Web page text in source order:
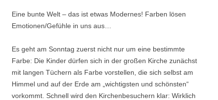
Eine bunte Welt – das ist etwas Modernes! Farben lösen
Emotionen/Gefühle in uns aus…
Es geht am Sonntag zuerst nicht nur um eine bestimmte
Farbe: Die Kinder dürfen sich in der großen Kirche zunächst
mit langen Tüchern als Farbe vorstellen, die sich selbst am
Himmel und auf der Erde am „wichtigsten und schönsten“
vorkommt. Schnell wird den Kirchenbesuchern klar: Wirklich